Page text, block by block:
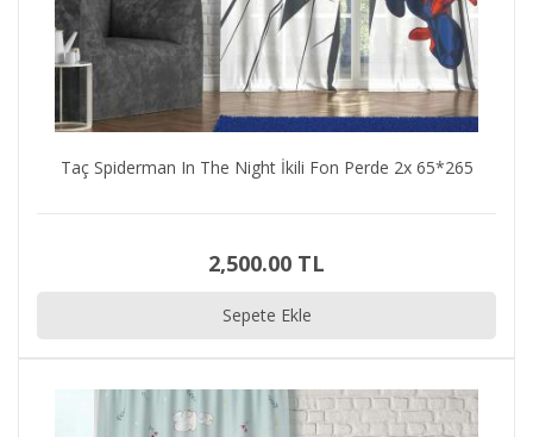
Taç Spiderman In The Night İkili Fon Perde 2x 65*265
2,500.00 TL
Sepete Ekle